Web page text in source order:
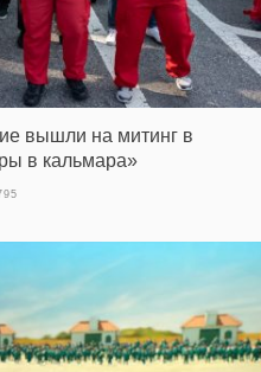
вышли на митинг в
в кальмара»